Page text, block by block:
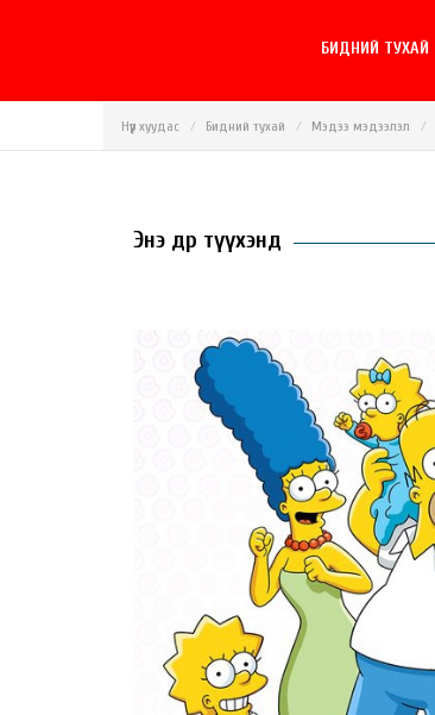
БИДНИЙ ТУХАЙ
Нүүр хуудас Бидний тухай Мэдээ мэдээлэл
Энэ өдөр түүхэнд